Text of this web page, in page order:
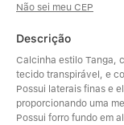
Não sei meu CEP
Descrição
Calcinha estilo Tanga,
tecido transpirável, e
Possui laterais finas e
proporcionando uma
Possui forro fundo em